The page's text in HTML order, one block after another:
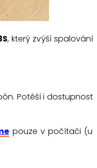
, který zvýší spalování
Potěší i dostupnost
pouze v počítači (u